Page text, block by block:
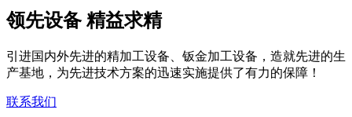
领先设备 精益求精
引进国内外先进的精加工设备、钣金加工设备，造就先进的生
产基地，为先进技术方案的迅速实施提供了有力的保障！
联系我们